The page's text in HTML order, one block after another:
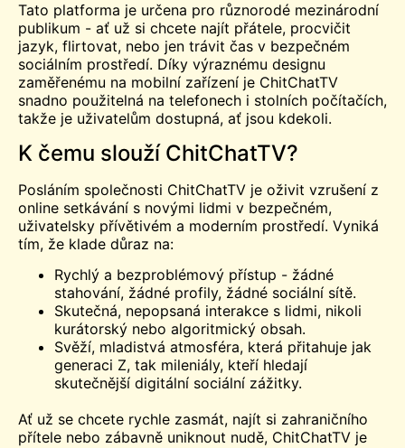
Tato platforma je určena pro různorodé mezinárodní
publikum - ať už si chcete najít přátele, procvičit
jazyk, flirtovat, nebo jen trávit čas v bezpečném
sociálním prostředí. Díky výraznému designu
zaměřenému na mobilní zařízení je ChitChatTV
snadno použitelná na telefonech i stolních počítačích,
takže je uživatelům dostupná, ať jsou kdekoli.
K čemu slouží ChitChatTV?
Posláním společnosti ChitChatTV je oživit vzrušení z
online setkávání s novými lidmi v bezpečném,
uživatelsky přívětivém a moderním prostředí. Vyniká
tím, že klade důraz na:
Rychlý a bezproblémový přístup - žádné
stahování, žádné profily, žádné sociální sítě.
Skutečná, nepopsaná interakce s lidmi, nikoli
kurátorský nebo algoritmický obsah.
Svěží, mladistvá atmosféra, která přitahuje jak
generaci Z, tak mileniály, kteří hledají
skutečnější digitální sociální zážitky.
Ať už se chcete rychle zasmát, najít si zahraničního
přítele nebo zábavně uniknout nudě, ChitChatTV je